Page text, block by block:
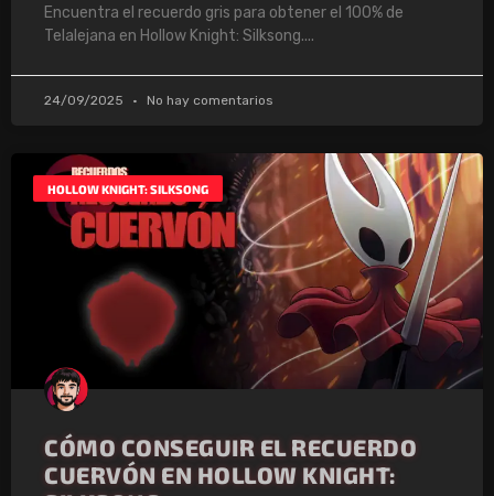
Encuentra el recuerdo gris para obtener el 100% de
Telalejana en Hollow Knight: Silksong.
24/09/2025 No hay comentarios
HOLLOW KNIGHT: SILKSONG
CÓMO CONSEGUIR EL RECUERDO
CUERVÓN EN HOLLOW KNIGHT: